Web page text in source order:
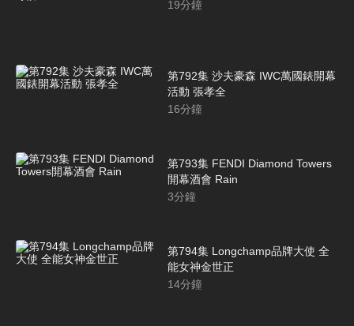
19分鐘
第792集 沙夫豪森 IWC萬國錶開幕
活動 張孝全
16分鐘
第793集 FENDI Diamond Towers
開幕酒會 Rain
3分鐘
第794集 Longchamp品牌大使 全
能女神金世正
14分鐘